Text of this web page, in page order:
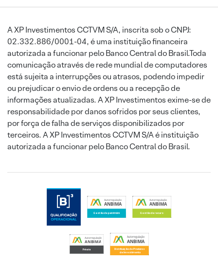
A XP Investimentos CCTVM S/A, inscrita sob o CNPJ:
02.332.886/0001-04, é uma instituição financeira
autorizada a funcionar pelo Banco Central do Brasil.Toda
comunicação através de rede mundial de computadores
está sujeita a interrupções ou atrasos, podendo impedir
ou prejudicar o envio de ordens ou a recepção de
informações atualizadas. A XP Investimentos exime-se de
responsabilidade por danos sofridos por seus clientes,
por força de falha de serviços disponibilizados por
terceiros. A XP Investimentos CCTVM S/A é instituição
autorizada a funcionar pelo Banco Central do Brasil.